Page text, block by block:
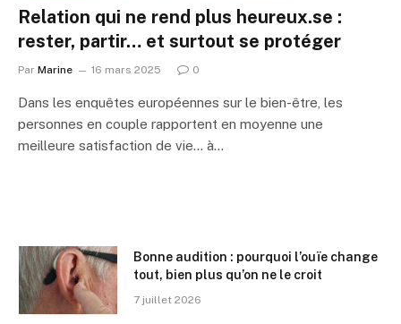
Relation qui ne rend plus heureux.se :
rester, partir… et surtout se protéger
Par Marine 16 mars 2025 0
Dans les enquêtes européennes sur le bien-être, les
personnes en couple rapportent en moyenne une
meilleure satisfaction de vie… à…
Bonne audition : pourquoi l’ouïe change
tout, bien plus qu’on ne le croit
7 juillet 2026